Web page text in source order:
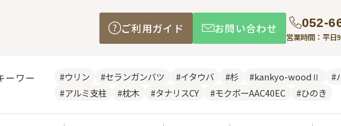
ご利用ガイド お問い合わせ 052-
営業時間：平日
ーワー #ウリン #セランガンバツ #イタウバ #杉 #kankyo-woodⅡ #
#アルミ支柱
#枕木 #タナリスCY #モクボーAAC40EC #ひのき